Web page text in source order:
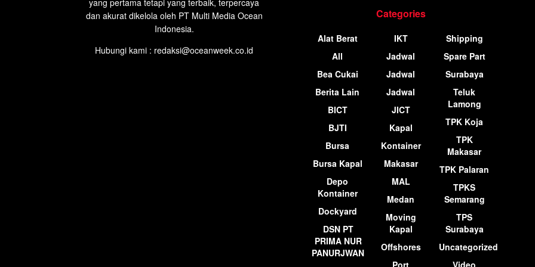
yang pertama tetapi yang terbaik, terpercaya
dan akurat dikelola oleh PT Multi Media Ocean
Indonesia.
Hubungi kami : redaksi@oceanweek.co.id
Categories
Alat Berat
All
Bea Cukai
Berita Lain
BICT
BJTI
Bursa
Bursa Kapal
Depo
Kontainer
Dockyard
DSN PT
PRIMA NUR
PANURJWAN
IKT
Jadwal
Jadwal
Jadwal
JICT
Kapal
Kontainer
Makasar
MAL
Medan
Moving
Kapal
Offshores
Port
Shipping
Spare Part
Surabaya
Teluk
Lamong
TPK Koja
TPK
Makasar
TPK Palaran
TPKS
Semarang
TPS
Surabaya
Uncategorized
Video